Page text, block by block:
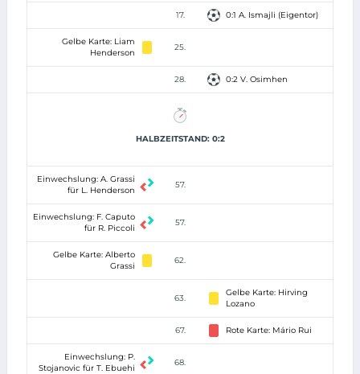
17. 0:1 A. Ismajli (Eigentor)
Gelbe Karte: Liam
Henderson
25.
28. 0:2 V. Osimhen
HALBZEITSTAND: 0:2
Einwechslung: A. Grassi
für L. Henderson
57.
Einwechslung: F. Caputo
für R. Piccoli
57.
Gelbe Karte: Alberto
Grassi
62.
63.
Gelbe Karte: Hirving
Lozano
67. Rote Karte: Mário Rui
Einwechslung: P.
Stojanovic für T. Ebuehi
68.